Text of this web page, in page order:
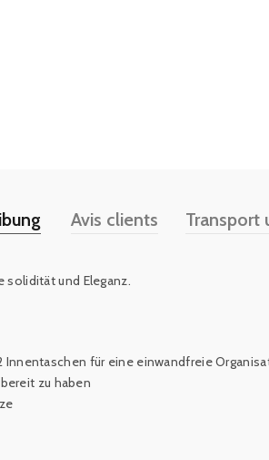
Avis clients Transport
solidität und Eleganz.
für eine einwandfreie
zu haben